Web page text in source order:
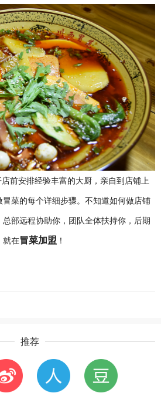
前安排经验丰富的大厨，亲自到店铺上
菜的每个详细步骤。不知道如何做店铺
部远程协助你，团队全体扶持你，后期
就在冒菜加盟 ！
推荐